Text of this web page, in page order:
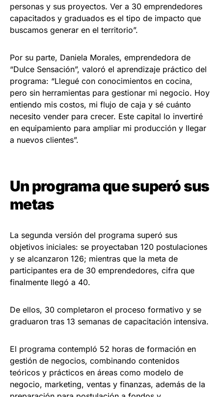
personas y sus proyectos. Ver a 30 emprendedores
capacitados y graduados es el tipo de impacto que
buscamos generar en el territorio”.
Por su parte, Daniela Morales, emprendedora de
“Dulce Sensación”, valoró el aprendizaje práctico del
programa: “Llegué con conocimientos en cocina,
pero sin herramientas para gestionar mi negocio. Hoy
entiendo mis costos, mi flujo de caja y sé cuánto
necesito vender para crecer. Este capital lo invertiré
en equipamiento para ampliar mi producción y llegar
a nuevos clientes”.
Un programa que superó sus
metas
La segunda versión del programa superó sus
objetivos iniciales: se proyectaban 120 postulaciones
y se alcanzaron 126; mientras que la meta de
participantes era de 30 emprendedores, cifra que
finalmente llegó a 40.
De ellos, 30 completaron el proceso formativo y se
graduaron tras 13 semanas de capacitación intensiva.
El programa contempló 52 horas de formación en
gestión de negocios, combinando contenidos
teóricos y prácticos en áreas como modelo de
negocio, marketing, ventas y finanzas, además de la